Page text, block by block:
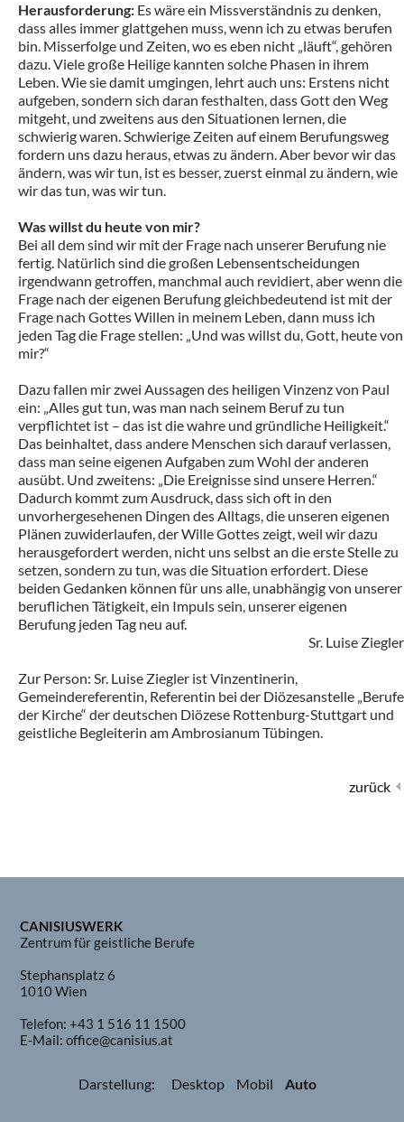
Herausforderung: Es wäre ein Missverständnis zu denken,
dass alles immer glattgehen muss, wenn ich zu etwas berufen
bin. Misserfolge und Zeiten, wo es eben nicht „läuft“, gehören
dazu. Viele große Heilige kannten solche Phasen in ihrem
Leben. Wie sie damit umgingen, lehrt auch uns: Erstens nicht
aufgeben, sondern sich daran festhalten, dass Gott den Weg
mitgeht, und zweitens aus den Situationen lernen, die
schwierig waren. Schwierige Zeiten auf einem Berufungsweg
fordern uns dazu heraus, etwas zu ändern. Aber bevor wir das
ändern, was wir tun, ist es besser, zuerst einmal zu ändern, wie
wir das tun, was wir tun.
Was willst du heute von mir?
Bei all dem sind wir mit der Frage nach unserer Berufung nie
fertig. Natürlich sind die großen Lebensentscheidungen
irgendwann getroffen, manchmal auch revidiert, aber wenn die
Frage nach der eigenen Berufung gleichbedeutend ist mit der
Frage nach Gottes Willen in meinem Leben, dann muss ich
jeden Tag die Frage stellen: „Und was willst du, Gott, heute von
mir?“
Dazu fallen mir zwei Aussagen des heiligen Vinzenz von Paul
ein: „Alles gut tun, was man nach seinem Beruf zu tun
verpflichtet ist – das ist die wahre und gründliche Heiligkeit.“
Das beinhaltet, dass andere Menschen sich darauf verlassen,
dass man seine eigenen Aufgaben zum Wohl der anderen
ausübt. Und zweitens: „Die Ereignisse sind unsere Herren.“
Dadurch kommt zum Ausdruck, dass sich oft in den
unvorhergesehenen Dingen des Alltags, die unseren eigenen
Plänen zuwiderlaufen, der Wille Gottes zeigt, weil wir dazu
herausgefordert werden, nicht uns selbst an die erste Stelle zu
setzen, sondern zu tun, was die Situation erfordert. Diese
beiden Gedanken können für uns alle, unabhängig von unserer
beruflichen Tätigkeit, ein Impuls sein, unserer eigenen
Berufung jeden Tag neu auf.
Sr. Luise Ziegler
Zur Person: Sr. Luise Ziegler ist Vinzentinerin,
Gemeindereferentin, Referentin bei der Diözesanstelle „Berufe
der Kirche“ der deutschen Diözese Rottenburg-Stuttgart und
geistliche Begleiterin am Ambrosianum Tübingen.
zurück
CANISIUSWERK
Zentrum für geistliche Berufe
Stephansplatz 6
1010 Wien
Telefon:+43 1 516 11 1500
E-Mail:office@canisius.at
Darstellung: Desktop Mobil Auto